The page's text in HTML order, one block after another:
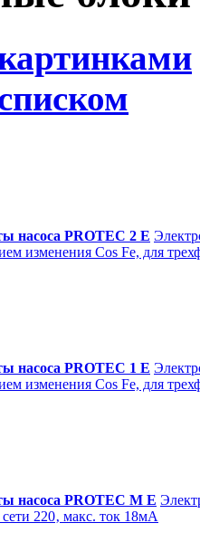
насоса PROTEC 2 E
изменения Cos Fe, для
насоса PROTEC 1 E
изменения Cos Fe, для
насоса PROTEC M E
220‚ макс. ток 18мА